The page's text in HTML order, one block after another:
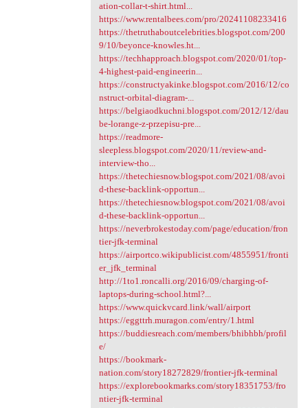
ation-collar-t-shirt.html...
https://www.rentalbees.com/pro/20241108233416
https://thetruthaboutcelebrities.blogspot.com/200
9/10/beyonce-knowles.ht...
https://techhapproach.blogspot.com/2020/01/top-
4-highest-paid-engineerin...
https://constructyakinke.blogspot.com/2016/12/co
nstruct-orbital-diagram-...
https://belgiaodkuchni.blogspot.com/2012/12/dau
be-lorange-z-przepisu-pre...
https://readmore-
sleepless.blogspot.com/2020/11/review-and-
interview-tho...
https://thetechiesnow.blogspot.com/2021/08/avoi
d-these-backlink-opportun...
https://thetechiesnow.blogspot.com/2021/08/avoi
d-these-backlink-opportun...
https://neverbrokestoday.com/page/education/fron
tier-jfk-terminal
https://airportco.wikipublicist.com/4855951/fronti
er_jfk_terminal
http://1to1.roncalli.org/2016/09/charging-of-
laptops-during-school.html?...
https://www.quickvcard.link/wall/airport
https://eggttrh.muragon.com/entry/1.html
https://buddiesreach.com/members/bhibhbh/profil
e/
https://bookmark-
nation.com/story18272829/frontier-jfk-terminal
https://explorebookmarks.com/story18351753/fro
ntier-jfk-terminal